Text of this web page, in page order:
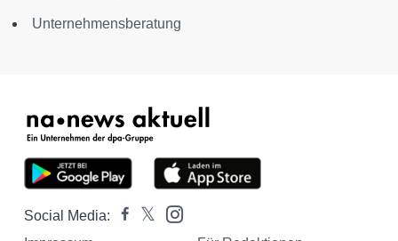
Unternehmensberatung
Social Media: